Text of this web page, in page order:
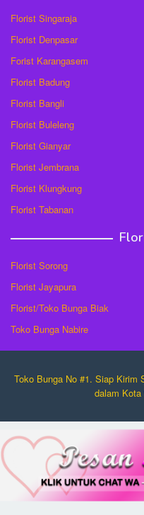
Florist Singaraja
Florist Denpasar
Forist Karangasem
Florist Badung
Florist Bangli
Florist Buleleng
Florist Gianyar
Florist Jembrana
Florist Klungkung
Florist Tabanan
Florist Sorong
Florist Jayapura
Florist/Toko Bunga Biak
Toko Bunga Nabire
Toko Bunga No #1. Siap Kirim
dalam Kota